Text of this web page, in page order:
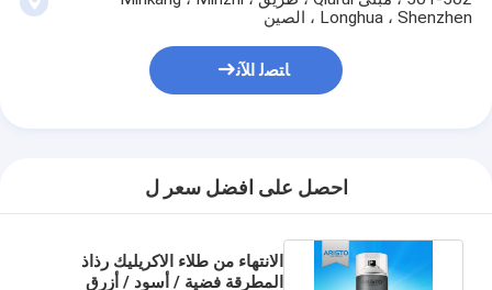
Longhua ، Shenzhen ، الصين
ﺎﺘﺼﻟ ﺍﻶﻧ
احصل على افضل سعر ل
الانتهاء من طلاء الاكريليك رذاذ
المطرقة فضية / أسود / أزرق